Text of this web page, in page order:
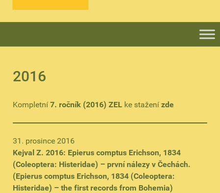
2016
Kompletní 7. ročník (2016) ZEL ke stažení zde
31. prosince 2016
Kejval Z. 2016: Epierus comptus Erichson, 1834
(Coleoptera: Histeridae) – první nálezy v Čechách.
(Epierus comptus Erichson, 1834 (Coleoptera:
Histeridae) – the first records from Bohemia)